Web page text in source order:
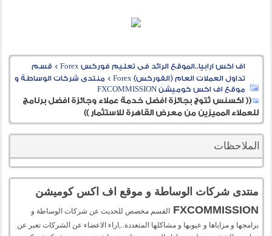
اف اكس ارابيا..الموقع الرائد فى تعليم فوركس Forex > قسم
تداول العملات العام (الفوركس) Forex
> منتدى شركات الوساطة و
موقع اف اكس كوميشن FXCOMMISSION
(( اكسنس تُتوج بجائزة افضل خدمة عملاء وجائزة افضل برنامج
للعملاء المميزين من معرض القاهرة للاستثمار ))
الملاحظات
منتدى شركات الوساطة و موقع اف اكس كوميشن
FXCOMMISSION
القسم مخصص للحديث عن شركات الوساطة و
برامجها و مزاياها و عيوبها و مشاكلها المتعددة..,اراء الاعضاء عن الشركات تعبر عن